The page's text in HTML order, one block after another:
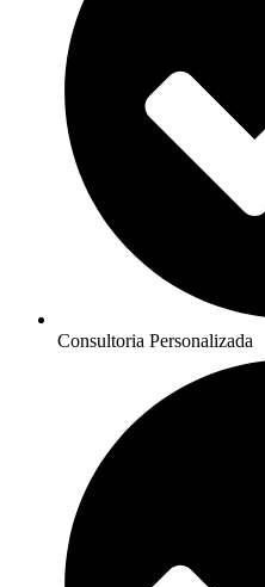
Consultoria Personalizada